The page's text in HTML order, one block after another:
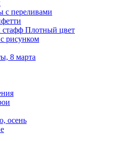
с переливами
Плотный цвет
рисунком
8 марта
осень